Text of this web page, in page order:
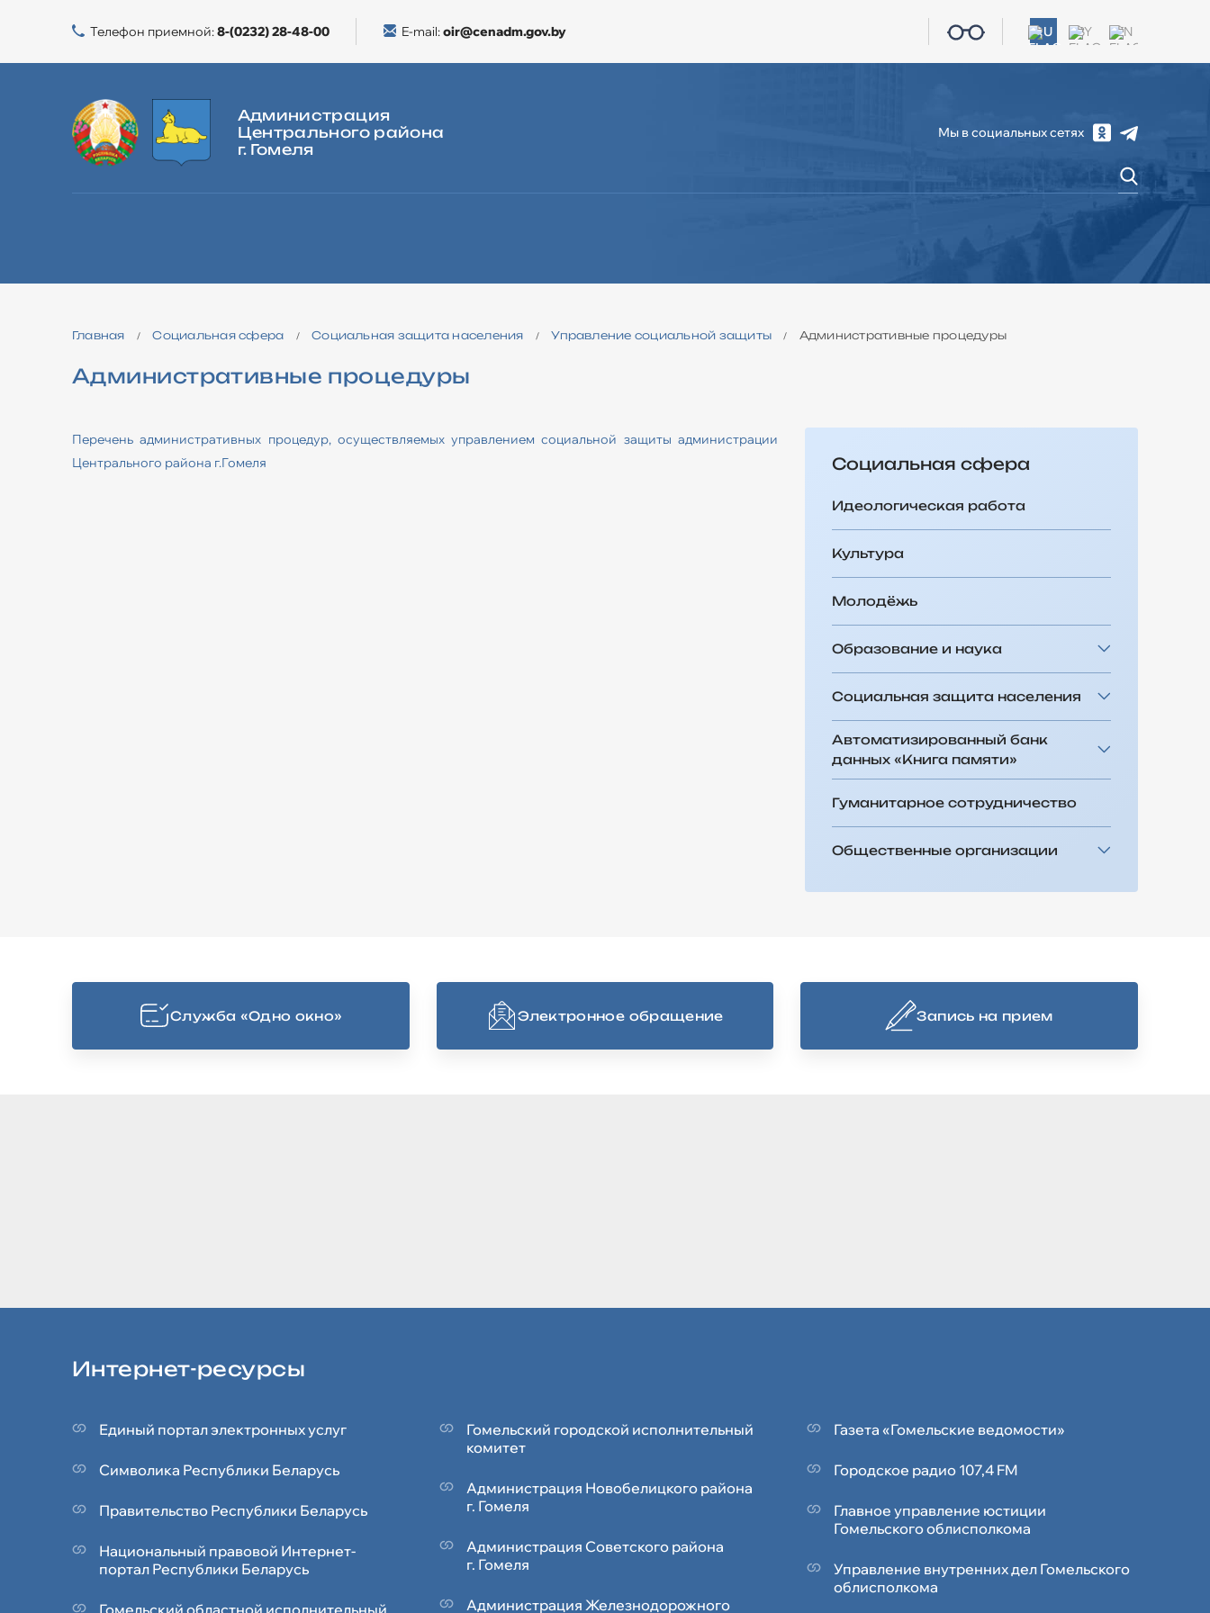
Телефон приемной:8-(0232) 28-48-00 E-mail:oir@cenadm.gov.by RU BY EN
Администрация
Центрального района
г. Гомеля
Мы в социальных сетях
ЖИЛИЩНАЯ ПОЛИТИКА ДЛЯ ОБРАЩЕНИЙ КОНТАКТЫ
Главная / Социальная сфера / Социальная защита населения / Управление социальной защиты / Административные процедуры
Административные процедуры
Перечень административных процедур, осуществляемых управлением социальной защиты администрации
Центрального района г.Гомеля
Социальная сфера
Идеологическая работа
Культура
Молодёжь
Образование и наука
Социальная защита населения
Автоматизированный банк
данных «Книга памяти»
Гуманитарное сотрудничество
Общественные организации
Cлужба «Одно окно» Электронное обращение Запись на прием
Интернет-ресурсы
Единый портал электронных услуг
Символика Реcпублики Беларусь
Правительство Республики Беларусь
Национальный правовой Интернет-
портал Республики Беларусь
Гомельский городской исполнительный
комитет
Администрация Новобелицкого района
г. Гомеля
Администрация Советского района
г. Гомеля
Администрация Железнодорожного
Газета «Гомельские ведомости»
Городское радио 107,4 FM
Главное управление юстиции
Гомельского облисполкома
Управление внутренних дел Гомельского
облисполкома